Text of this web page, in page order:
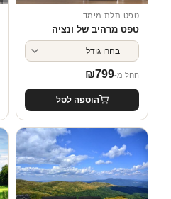
טפט תלת מימד
טפט מרהיב של ונציה
החל מ- ₪799
הוספה לסל